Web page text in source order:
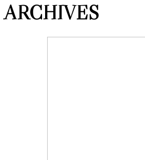
ARCHIVES